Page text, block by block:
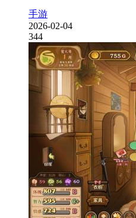
手游
2026-02-04
344